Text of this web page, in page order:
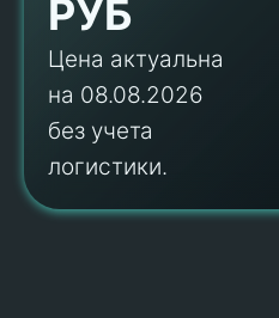
РУБ
Цена актуальна
на 08.08.2026
без учета
логистики.